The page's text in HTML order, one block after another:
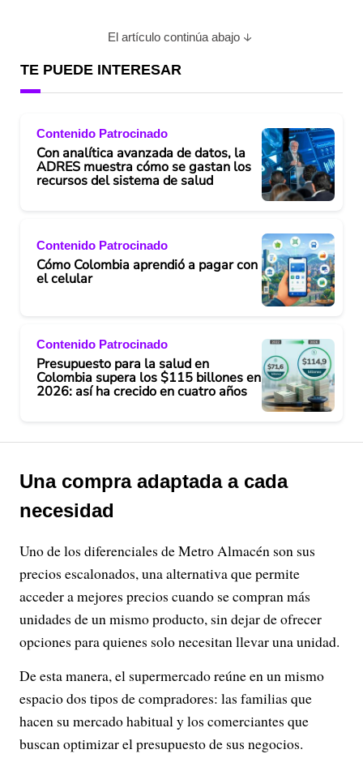
El artículo continúa abajo
TE PUEDE INTERESAR
Contenido Patrocinado
Con analítica avanzada de datos, la
ADRES muestra cómo se gastan los
recursos del sistema de salud
Contenido Patrocinado
Cómo Colombia aprendió a pagar con
el celular
Contenido Patrocinado
Presupuesto para la salud en
Colombia supera los $115 billones en
2026: así ha crecido en cuatro años
Una compra adaptada a cada
necesidad
Uno de los diferenciales de Metro Almacén son sus
precios escalonados, una alternativa que permite
acceder a mejores precios cuando se compran más
unidades de un mismo producto, sin dejar de ofrecer
opciones para quienes solo necesitan llevar una unidad.
De esta manera, el supermercado reúne en un mismo
espacio dos tipos de compradores: las familias que
hacen su mercado habitual y los comerciantes que
buscan optimizar el presupuesto de sus negocios.